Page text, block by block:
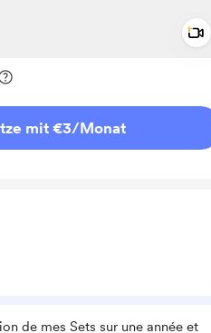
mit €3/Monat
de mes Sets sur une année et